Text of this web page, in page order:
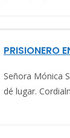
PRISIONERO
Señora Mónica
dé lugar.